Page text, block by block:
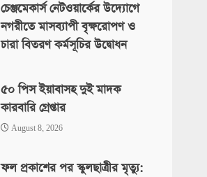
চেঞ্জমেকার্স নেটওয়ার্কের উদ্যোগে
নগরীতে মাসব্যাপী বৃক্ষরোপণ ও
চারা বিতরণ কর্মসূচির উদ্বোধন
৫০ পিস ইয়াবাসহ দুই মাদক
কারবারি গ্রেপ্তার
August 8, 2026
ফল প্রকাশের পর স্কুলছাত্রীর মৃত্যু: